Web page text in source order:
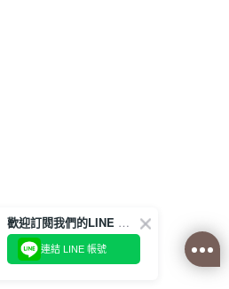
歡迎訂閱我們的LINE 官方帳號
連結 LINE 帳號